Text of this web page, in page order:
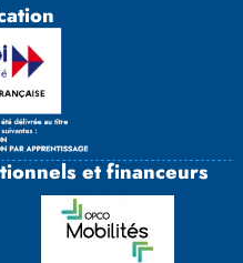
et financeurs